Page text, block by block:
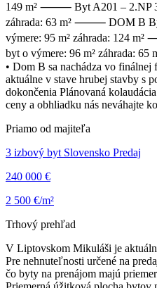
149 m² ⸻ Byt A201 – 2.NP 3-
záhrada: 63 m² ⸻ DOM B
výmere: 95 m² záhrada: 124
byt o výmere: 96 m² záhrada:
•⁠ ⁠Dom B sa nachádza vo finálnej
aktuálne v stave hrubej stavby s
dokončenia Plánovaná
ceny a obhliadku nás neváhajte
Priamo od majiteľa
3 izbový byt Slovensko Predaj
240 000 €
2 500 €/m²
Trhový prehľad
V Liptovskom Mikuláši je
Pre nehnuteľnosti určené na
čo byty na prenájom majú